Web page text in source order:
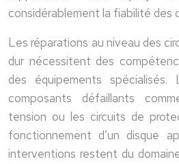
considérablement la fiabilité des
Les réparations au niveau des
dur nécessitent des
des équipements spécialisés.
composants défaillants
tension ou les circuits de
fonctionnement d’un disque
interventions restent du